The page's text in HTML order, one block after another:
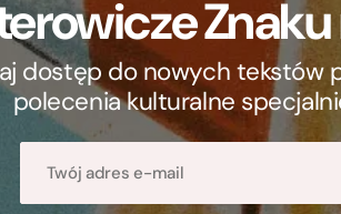
dostęp do nowych tekstów
polecenia kulturalne